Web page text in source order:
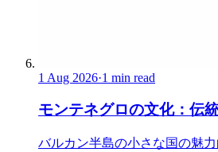
1 Aug 2026·1 min read
モンテネグロの文化：伝
バルカン半島の小さな国の魅